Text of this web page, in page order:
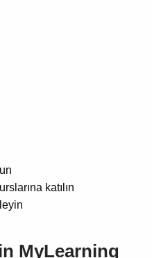
katılın
MyLearning